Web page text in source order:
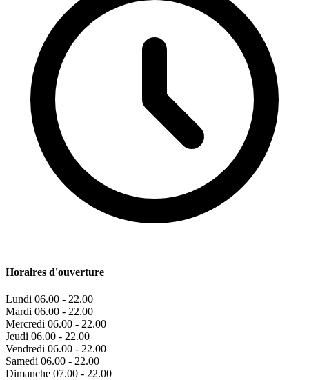
Horaires d'ouverture
Lundi 06.00 - 22.00
Mardi 06.00 - 22.00
Mercredi 06.00 - 22.00
Jeudi 06.00 - 22.00
Vendredi 06.00 - 22.00
Samedi 06.00 - 22.00
Dimanche 07.00 - 22.00